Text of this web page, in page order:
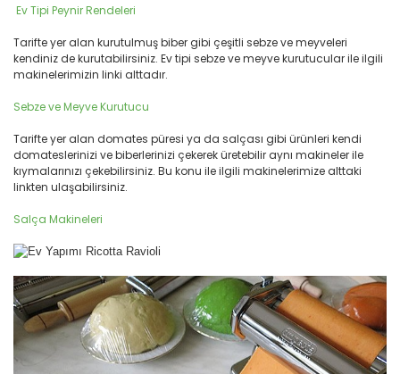
Ev Tipi Peynir Rendeleri
Tarifte yer alan kurutulmuş biber gibi çeşitli sebze ve meyveleri
kendiniz de kurutabilirsiniz. Ev tipi sebze ve meyve kurutucular ile ilgili
makinelerimizin linki alttadır.
Sebze ve Meyve Kurutucu
Tarifte yer alan domates püresi ya da salçası gibi ürünleri kendi
domateslerinizi ve biberlerinizi çekerek üretebilir aynı makineler ile
kıymalarınızı çekebilirsiniz. Bu konu ile ilgili makinelerimize alttaki
linkten ulaşabilirsiniz.
Salça Makineleri